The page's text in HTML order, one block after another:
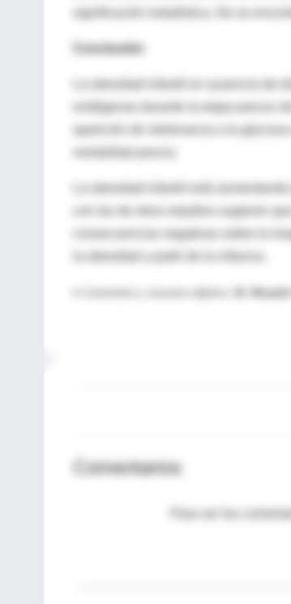
significación estadística. No se
Conclusión
endógenas durante la etapa precoz
aparición de intolerancia a la
La obesidad infantil está
con las de otros estudios sugieren
consecuencias negativas sobre la
Comentarios
Para ver los